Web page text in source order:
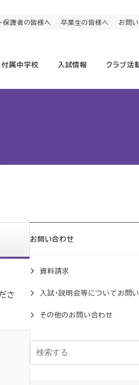
保護者の皆様へ 卒業生の皆様へ お問
付属中学校 入試情報 クラブ活
さ
お問い合わせ
資料請求
入試・説明会等についてお問
その他のお問い合わせ